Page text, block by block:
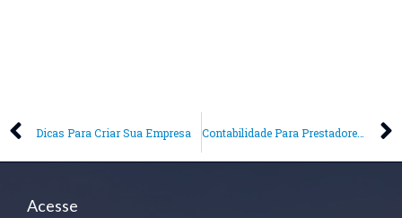
Dicas Para Criar Sua Empresa Contabilidade Para Prestadores de Serviços
Acesse